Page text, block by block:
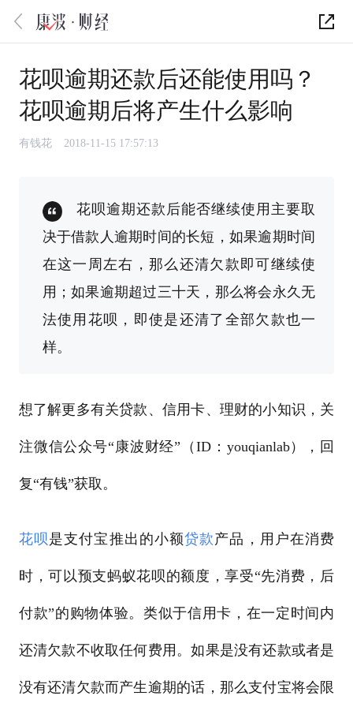
花呗逾期还款后还能使用吗？
花呗逾期后将产生什么影响
有钱花 2018-11-15 17:57:13
花呗逾期还款后能否继续使用主要取
决于借款人逾期时间的长短，如果逾期时间
在这一周左右，那么还清欠款即可继续使
用；如果逾期超过三十天，那么将会永久无
法使用花呗，即使是还清了全部欠款也一
样。
想了解更多有关贷款、信用卡、理财的小知识，关
注微信公众号“康波财经”（ID：youqianlab），回
复“有钱”获取。
花呗是支付宝推出的小额贷款产品，用户在消费
时，可以预支蚂蚁花呗的额度，享受“先消费，后
付款”的购物体验。类似于信用卡，在一定时间内
还清欠款不收取任何费用。如果是没有还款或者是
没有还清欠款而产生逾期的话，那么支付宝将会限